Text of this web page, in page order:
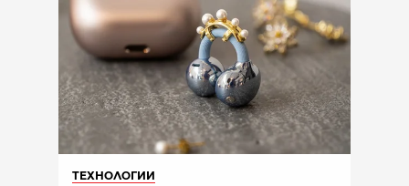
ТЕХНОЛОГИИ